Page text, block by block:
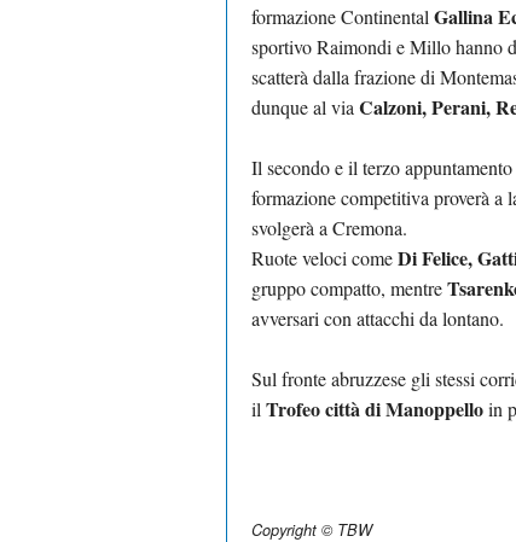
formazione Continental Gallina
sportivo Raimondi e Millo hanno
scatterà dalla frazione di
dunque al via Calzoni, Perani,
Il secondo e il terzo
formazione competitiva proverà a
svolgerà a Cremona.
Ruote veloci comeDi Felice,
gruppo compatto, mentre
avversari con attacchi da lontano.
Sul fronte abruzzese gli stessi
il Trofeo città di Manoppelloin
Copyright © TBW